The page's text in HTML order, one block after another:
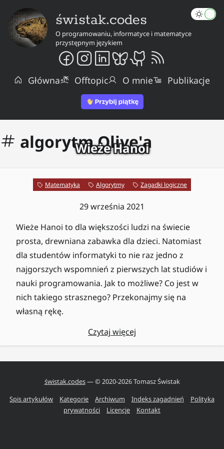
świstak.codes
O programowaniu, informatyce i matematyce
przystępnym językiem
Główna Offtopic O mnie Publikacje
algorytm Olive'a
Wieże Hanoi
Matematyka Algorytmy Zagadki logiczne
29 września 2021
Wieże Hanoi to dla większości ludzi na świecie
prosta, drewniana zabawka dla dzieci. Natomiast
dla studentów informatyki to nie raz jedno z
najgorszych wspomnień z pierwszych lat studiów i
nauki programowania. Jak to możliwe? Co jest w
nich takiego strasznego? Przekonajmy się na
własną rękę.
Czytaj więcej
świstak.codes— © 2020-2026Tomasz Świstak
Spis artykułów
Kategorie Archiwum Indeks zagadnień
Polityka
prywatności
Licencje Kontakt